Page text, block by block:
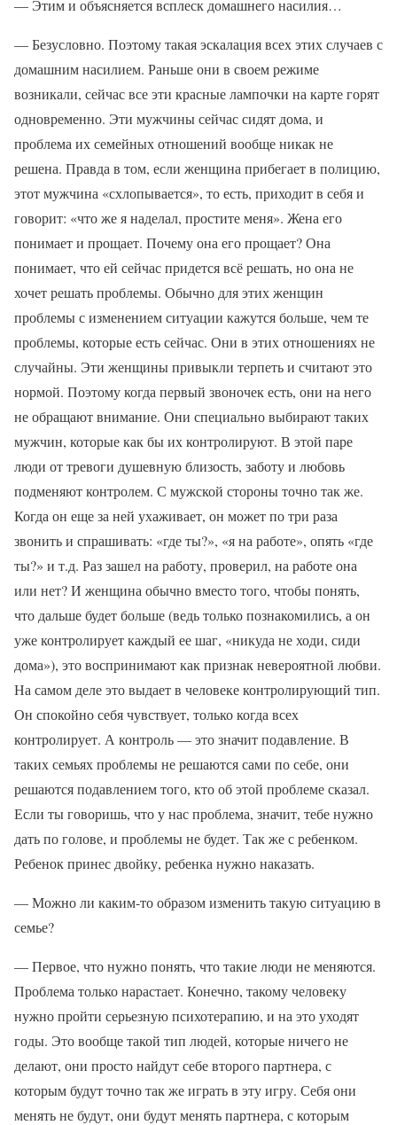
— Этим и объясняется всплеск домашнего насилия…
— Безусловно. Поэтому такая эскалация всех этих случаев с
домашним насилием. Раньше они в своем режиме
возникали, сейчас все эти красные лампочки на карте горят
одновременно. Эти мужчины сейчас сидят дома, и
проблема их семейных отношений вообще никак не
решена. Правда в том, если женщина прибегает в полицию,
этот мужчина «схлопывается», то есть, приходит в себя и
говорит: «что же я наделал, простите меня». Жена его
понимает и прощает. Почему она его прощает? Она
понимает, что ей сейчас придется всё решать, но она не
хочет решать проблемы. Обычно для этих женщин
проблемы с изменением ситуации кажутся больше, чем те
проблемы, которые есть сейчас. Они в этих отношениях не
случайны. Эти женщины привыкли терпеть и считают это
нормой. Поэтому когда первый звоночек есть, они на него
не обращают внимание. Они специально выбирают таких
мужчин, которые как бы их контролируют. В этой паре
люди от тревоги душевную близость, заботу и любовь
подменяют контролем. С мужской стороны точно так же.
Когда он еще за ней ухаживает, он может по три раза
звонить и спрашивать: «где ты?», «я на работе», опять «где
ты?» и т.д. Раз зашел на работу, проверил, на работе она
или нет? И женщина обычно вместо того, чтобы понять,
что дальше будет больше (ведь только познакомились, а он
уже контролирует каждый ее шаг, «никуда не ходи, сиди
дома»), это воспринимают как признак невероятной любви.
На самом деле это выдает в человеке контролирующий тип.
Он спокойно себя чувствует, только когда всех
контролирует. А контроль — это значит подавление. В
таких семьях проблемы не решаются сами по себе, они
решаются подавлением того, кто об этой проблеме сказал.
Если ты говоришь, что у нас проблема, значит, тебе нужно
дать по голове, и проблемы не будет. Так же с ребенком.
Ребенок принес двойку, ребенка нужно наказать.
— Можно ли каким-то образом изменить такую ситуацию в
семье?
— Первое, что нужно понять, что такие люди не меняются.
Проблема только нарастает. Конечно, такому человеку
нужно пройти серьезную психотерапию, и на это уходят
годы. Это вообще такой тип людей, которые ничего не
делают, они просто найдут себе второго партнера, с
которым будут точно так же играть в эту игру. Себя они
менять не будут, они будут менять партнера, с которым